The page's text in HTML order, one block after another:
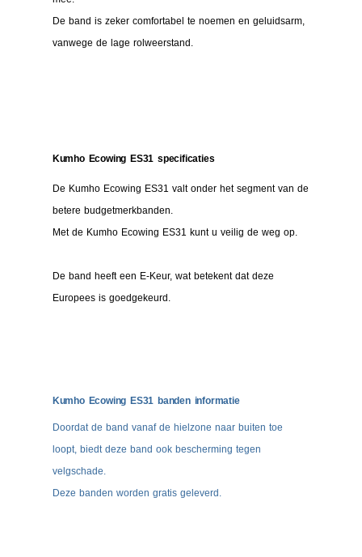
De band is zeker comfortabel te noemen en geluidsarm,
vanwege de lage rolweerstand.
Kumho Ecowing ES31 specificaties
De Kumho Ecowing ES31 valt onder het segment van de
betere budgetmerkbanden.
Met de Kumho Ecowing ES31 kunt u veilig de weg op.
De band heeft een E-Keur, wat betekent dat deze
Europees is goedgekeurd.
Kumho Ecowing ES31 banden informatie
Doordat de band vanaf de hielzone naar buiten toe
loopt, biedt deze band ook bescherming tegen
velgschade.
Deze banden worden gratis geleverd.